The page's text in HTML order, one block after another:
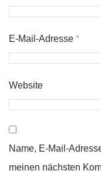
E-Mail-Adresse *
Website
Name, E-Mail-
meinen nächsten